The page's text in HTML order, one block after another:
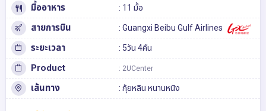
มื้ออาหาร : 11 มื้อ
สายการบิน : Guangxi Beibu Gulf Airlines
ระยะเวลา : 5วัน 4คืน
Product : 2UCenter
เส้นทาง : กุ้ยหลิน หนานหนิง